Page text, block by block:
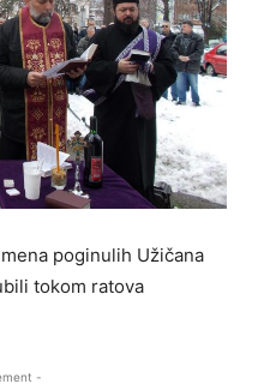
poginulih Užičana
tokom ratova
-